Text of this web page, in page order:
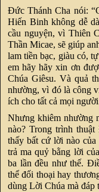
Đức Thánh Cha nói:
Hiến Binh không dễ
cầu nguyện, vì Thiên
Thần Micae, sẽ giúp
lam tiền bạc, giàu có,
em hãy hãy xin ơn
Chúa Giêsu. Và quả
nhường, vì đó là công
ích cho tất cả mọi
Nhưng khiêm nhường
nào? Trong trình
thấy bất cứ lời nào
trả ma quỷ bằng lời
ba lần đều như thế.
thể đối thoại hay
dùng Lời Chúa mà đáp